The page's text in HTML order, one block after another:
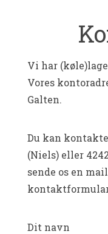
Vi har
Vores
Galten.
Du kan
(Niels) eller
sende os en
Dit navn